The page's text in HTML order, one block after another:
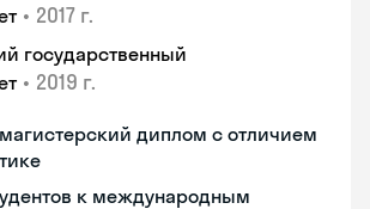
• 2017 г.
государственный
• 2019 г.
диплом с отличием
к международным